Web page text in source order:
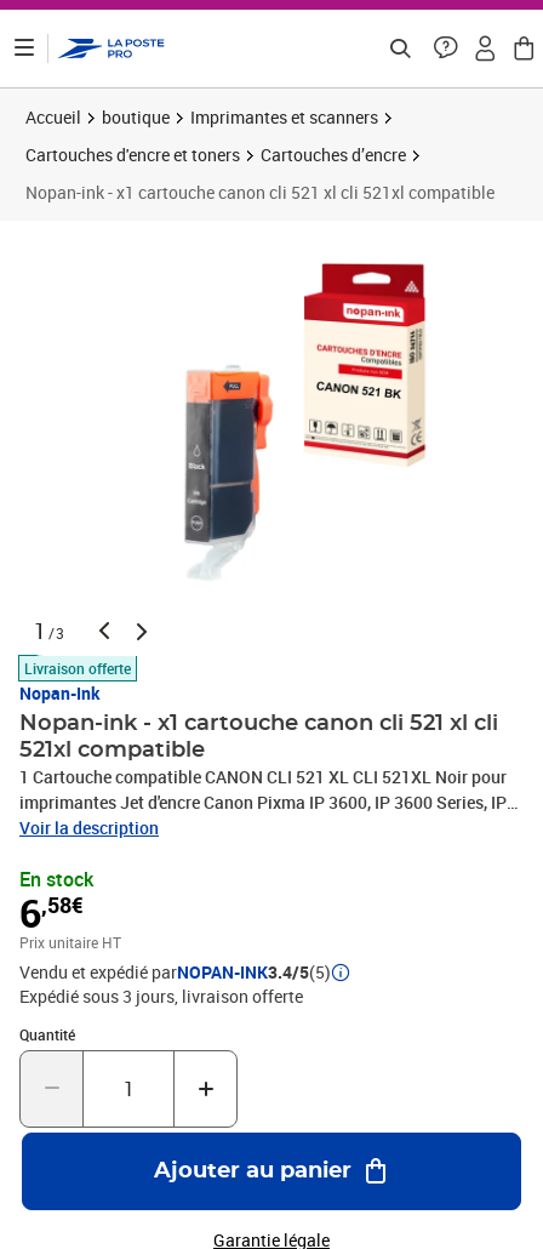
Accueil boutique
Imprimantes et scanners
Cartouches d'encre et toners
Cartouches d’encre
Nopan-ink - x1 cartouche canon cli 521 xl cli 521xl compatible
1 /3
Livraison offerte
Nopan-Ink
Nopan-ink - x1 cartouche canon cli 521 xl cli
521xl compatible
1 Cartouche compatible CANON CLI 521 XL CLI 521XL Noir pour
imprimantes Jet d'encre Canon Pixma IP 3600, IP 3600 Series, IP
4600, IP 4700, MP 540, MP 550, MP 560, MP 630, MP 640, MX 870
Voir la description
En stock
6,58€
Prix unitaire HT
Vendu et expédié parNOPAN-INK3.4/5(5)
Expédié sous 3 jours livraison offerte
Quantité
Quantité : 1
Ajouter au panier
Garantie légale